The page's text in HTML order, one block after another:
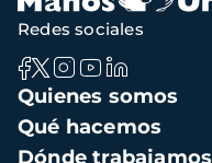
Navegación
principal
Quienes somos
Qué hacemos
Dónde trabajamos
Redes sociales